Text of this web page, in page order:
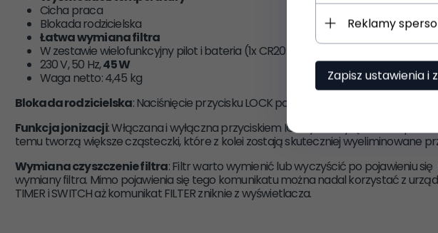
Cicha praca
Blokada rodzicielska
Łatwa wymiana filtra
W zestawie wielofunkcyjny pilot i bateria (1x CR2025, 3 V)
230 V, 50 Hz,45 W
Waga netto: 4,45 kg
Blokada rodzicielska: Naciśnięcie przycisku LOCK powoduje włączenie lub
Funkcja jonizacji: Włączana i wyłączna przyciskiem ION tylko i wyłącznie na
temu tworzą większe cząsteczki, które z kolei zostają skuteczniej wyeliminowane
Wymiana czyszczenie filtra: Filtr warto wymienić lub wyczyścić po pojawieniu
wymiany filtra. Mimo pojawienia się tego komunikatu można nadal korzystać z
TIMER i SWITCH aż komunikat FILTER zniknie z wyświetlacza.
Reklamy
Zapisz ustawienia i